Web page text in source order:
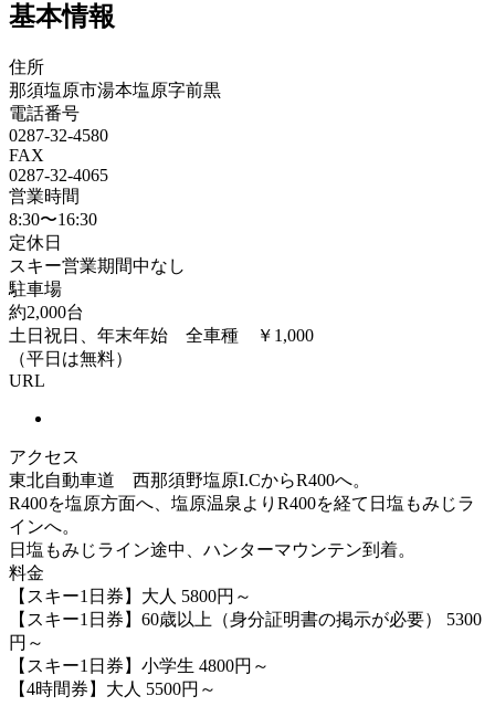
基本情報
住所
那須塩原市湯本塩原字前黒
電話番号
0287-32-4580
FAX
0287-32-4065
営業時間
8:30〜16:30
定休日
スキー営業期間中なし
駐車場
約2,000台
土日祝日、年末年始 全車種 ￥1,000
（平日は無料）
URL
アクセス
東北自動車道 西那須野塩原I.CからR400へ。
R400を塩原方面へ、塩原温泉よりR400を経て日塩もみじラ
インへ。
日塩もみじライン途中、ハンターマウンテン到着。
料金
【スキー1日券】大人 5800円～
【スキー1日券】60歳以上（身分証明書の掲示が必要） 5300
円～
【スキー1日券】小学生 4800円～
【4時間券】大人 5500円～